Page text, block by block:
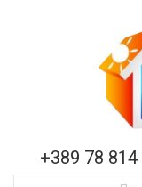
+389 78 814